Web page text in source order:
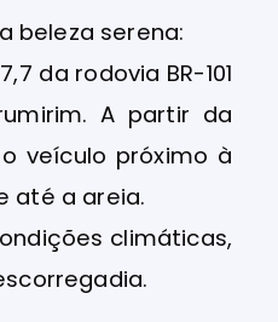
beleza serena:
da rodovia BR-101
A partir da
veículo próximo à
até a areia.
climáticas,